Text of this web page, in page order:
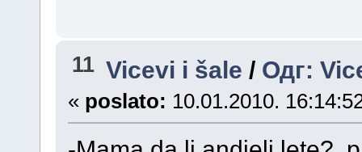
11 Vicevi i šale / Одг:
« poslato: 10.01.2010.